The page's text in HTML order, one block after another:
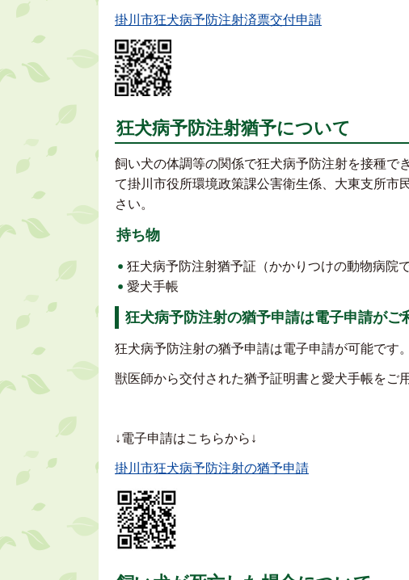
掛川市狂犬病予防注射済票交付申請
狂犬病予防注射猶予について
飼い犬の体調等の関係で狂犬病予防注射を接種で
て掛川市役所環境政策課公害衛生係、大東支所市
さい。
持ち物
狂犬病予防注射猶予証（かかりつけの動物病院
愛犬手帳
狂犬病予防注射の猶予申請は電子申請がご
狂犬病予防注射の猶予申請は電子申請が可能です。
獣医師から交付された猶予証明書と愛犬手帳をご
↓電子申請はこちらから↓
掛川市狂犬病予防注射の猶予申請